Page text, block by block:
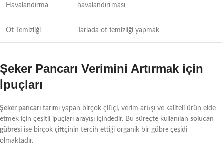
Havalandırma
havalandırılması
Ot Temizliği Tarlada ot temizliği yapmak
Şeker Pancarı Verimini Artırmak için
İpuçları
Şeker pancarı tarımı yapan birçok çiftçi, verim artışı ve kaliteli ürün elde
etmek için çeşitli ipuçları arayışı içindedir. Bu süreçte kullanılan solucan
gübresi ise birçok çiftçinin tercih ettiği organik bir gübre çeşidi
olmaktadır.